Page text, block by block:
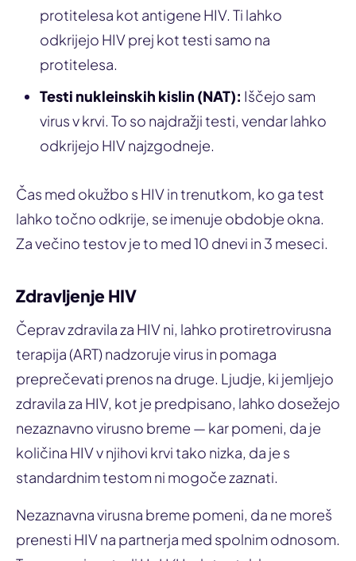
protitelesa kot antigene HIV. Ti lahko
odkrijejo HIV prej kot testi samo na
protitelesa.
Testi nukleinskih kislin (NAT): Iščejo sam
virus v krvi. To so najdražji testi, vendar lahko
odkrijejo HIV najzgodneje.
Čas med okužbo s HIV in trenutkom, ko ga test
lahko točno odkrije, se imenuje obdobje okna.
Za večino testov je to med 10 dnevi in 3 meseci.
Zdravljenje HIV
Čeprav zdravila za HIV ni, lahko protiretrovirusna
terapija (ART) nadzoruje virus in pomaga
preprečevati prenos na druge. Ljudje, ki jemljejo
zdravila za HIV, kot je predpisano, lahko dosežejo
nezaznavno virusno breme — kar pomeni, da je
količina HIV v njihovi krvi tako nizka, da je s
standardnim testom ni mogoče zaznati.
Nezaznavna virusna breme pomeni, da ne moreš
prenesti HIV na partnerja med spolnim odnosom.